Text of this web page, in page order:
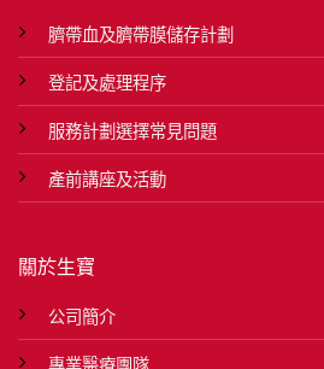
臍帶血及臍帶膜儲存計劃
登記及處理程序
服務計劃選擇常見問題
產前講座及活動
關於生寶
公司簡介
專業醫療團隊